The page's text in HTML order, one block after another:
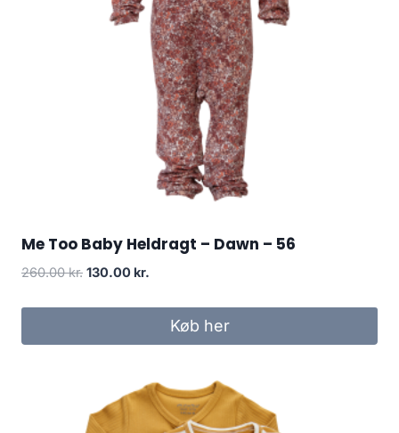
Me Too Baby Heldragt – Dawn – 56
260.00kr. Original
was:
130.00 kr.
is:
130.00 kr..
Køb her